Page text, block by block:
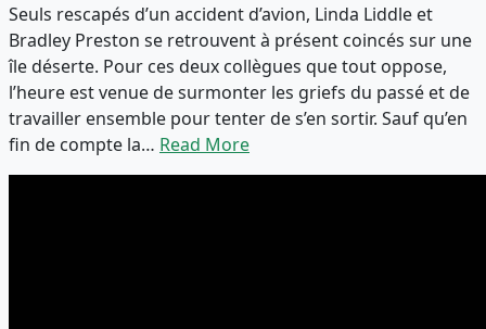
Seuls rescapés d’un accident d’avion, Linda Liddle et
Bradley Preston se retrouvent à présent coincés sur une
île déserte. Pour ces deux collègues que tout oppose,
l’heure est venue de surmonter les griefs du passé et de
travailler ensemble pour tenter de s’en sortir. Sauf qu’en
fin de compte la… Read More